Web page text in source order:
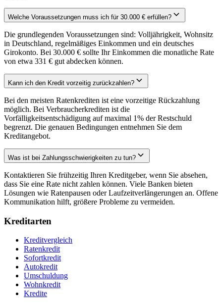
Welche Voraussetzungen muss ich für 30.000 € erfüllen?
Die grundlegenden Voraussetzungen sind: Volljährigkeit, Wohnsitz
in Deutschland, regelmäßiges Einkommen und ein deutsches
Girokonto. Bei 30.000 € sollte Ihr Einkommen die monatliche Rate
von etwa 331 € gut abdecken können.
Kann ich den Kredit vorzeitig zurückzahlen?
Bei den meisten Ratenkrediten ist eine vorzeitige Rückzahlung
möglich. Bei Verbraucherkrediten ist die
Vorfälligkeitsentschädigung auf maximal 1% der Restschuld
begrenzt. Die genauen Bedingungen entnehmen Sie dem
Kreditangebot.
Was ist bei Zahlungsschwierigkeiten zu tun?
Kontaktieren Sie frühzeitig Ihren Kreditgeber, wenn Sie absehen,
dass Sie eine Rate nicht zahlen können. Viele Banken bieten
Lösungen wie Ratenpausen oder Laufzeitverlängerungen an. Offene
Kommunikation hilft, größere Probleme zu vermeiden.
Kreditarten
Kreditvergleich
Ratenkredit
Sofortkredit
Autokredit
Umschuldung
Wohnkredit
Kredite